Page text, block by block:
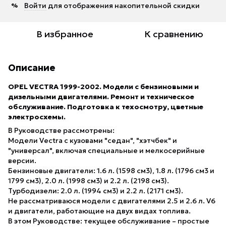
% Войти для отображения накопительной скидки
В избранное К сравнению
Описание
OPEL VECTRA 1999-2002. Модели с бензиновыми и
дизельными двигателями. Ремонт и техническое
обслуживание. Подготовка к техосмотру, цветные
электросхемы.
В Руководстве рассмотрены:
Модели Vectra с кузовами "седан", "хэтчбек" и
"универсал", включая специальные и мелкосерийные
версии.
Бензиновые двигатели: 1.6 л. (1598 см3), 1.8 л. (1796 см3 и
1799 см3), 2.0 л. (1998 см3) и 2.2 л. (2198 см3).
Турбодизели: 2.0 л. (1994 см3) и 2.2 л. (2171 см3).
Не рассматриваюся модели с двигателями 2.5 и 2.6 л. V6
и двигатели, работающие на двух видах топлива.
В этом Руководстве: текущее обслуживание – простые